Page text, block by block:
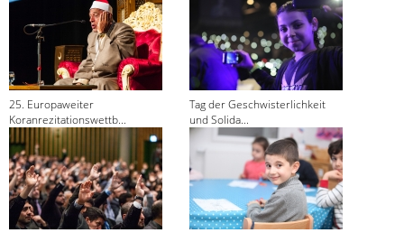
25. Europaweiter
Koranrezitationswettb...
Tag der Geschwisterlichkeit
und Solida...